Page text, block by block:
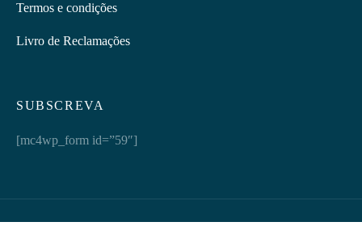
SUBSCREVA
[mc4wp_form id=”59″]
Termos e condições
Livro de Reclamações